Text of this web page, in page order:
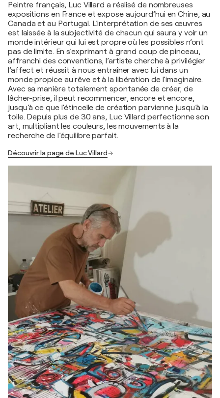
Peintre français, Luc Villard a réalisé de nombreuses
expositions en France et expose aujourd’hui en Chine, au
Canada et au Portugal. L’interprétation de ses œuvres
est laissée à la subjectivité de chacun qui saura y voir un
monde intérieur qui lui est propre où les possibles n’ont
pas de limite. En s’exprimant à grand coup de pinceau,
affranchi des conventions, l’artiste cherche à privilégier
l’affect et réussit à nous entraîner avec lui dans un
monde propice au rêve et à la libération de l’imaginaire.
Avec sa manière totalement spontanée de créer, de
lâcher-prise, il peut recommencer, encore et encore,
jusqu’à ce que l’étincelle de création parvienne jusqu’à la
toile. Depuis plus de 30 ans, Luc Villard perfectionne son
art, multipliant les couleurs, les mouvements à la
recherche de l’équilibre parfait.
Découvrir la page de Luc Villard